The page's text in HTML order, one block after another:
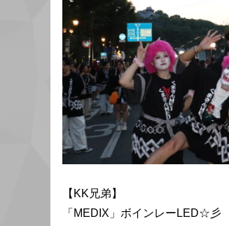
【KK兄弟】
「MEDIX」ボインレーLED☆彡